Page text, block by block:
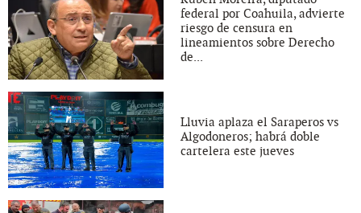
federal por Coahuila, advierte
riesgo de censura en
lineamientos sobre Derecho
de...
Lluvia aplaza el Saraperos vs
Algodoneros; habrá doble
cartelera este jueves